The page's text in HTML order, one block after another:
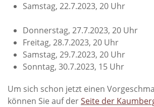
Samstag, 22.7.2023, 20 Uhr
Donnerstag, 27.7.2023, 20 Uhr
Freitag, 28.7.2023, 20 Uhr
Samstag, 29.7.2023, 20 Uhr
Sonntag, 30.7.2023, 15 Uhr
Um sich schon jetzt einen
können Sie auf derSeite der